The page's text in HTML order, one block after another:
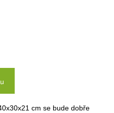
cm se bude dobře